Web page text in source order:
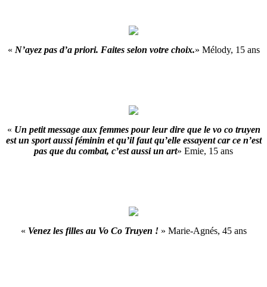
« N’ayez pas d’a priori. Faites selon votre choix.» Mélody, 15 ans
« Un petit message aux femmes pour leur dire que le vo co truyen
est un sport aussi féminin et qu’il faut qu’elle essayent car ce n’est
pas que du combat, c’est aussi un art» Emie, 15 ans
« Venez les filles au Vo Co Truyen ! » Marie-Agnés, 45 ans